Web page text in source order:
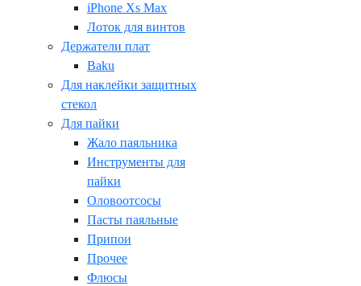
iPhone Xs Max
Лоток для винтов
Держатели плат
Baku
Для наклейки защитных
стекол
Для пайки
Жало паяльника
Инструменты для
пайки
Оловоотсосы
Пасты паяльные
Припои
Прочее
Флюсы